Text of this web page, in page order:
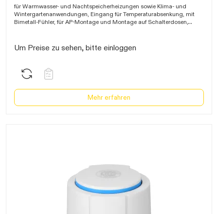
für Warmwasser- und Nachtspeicherheizungen sowie Klima- und
Wintergartenanwendungen, Eingang für Temperaturabsenkung, mit
Bimetall-Fühler, für AP-Montage und Montage auf Schalterdosen,
Um Preise zu sehen, bitte einloggen
Mehr erfahren